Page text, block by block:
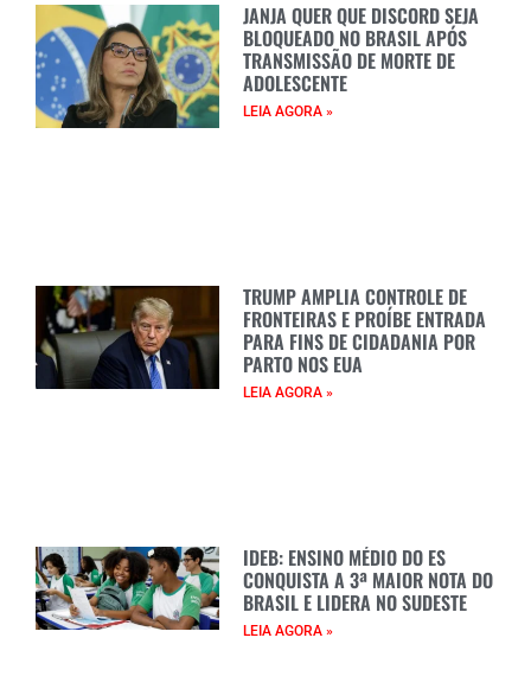
JANJA QUER QUE DISCORD SEJA
BLOQUEADO NO BRASIL APÓS
TRANSMISSÃO DE MORTE DE
ADOLESCENTE
LEIA AGORA »
TRUMP AMPLIA CONTROLE DE
FRONTEIRAS E PROÍBE ENTRADA
PARA FINS DE CIDADANIA POR
PARTO NOS EUA
LEIA AGORA »
IDEB: ENSINO MÉDIO DO ES
CONQUISTA A 3ª MAIOR NOTA DO
BRASIL E LIDERA NO SUDESTE
LEIA AGORA »